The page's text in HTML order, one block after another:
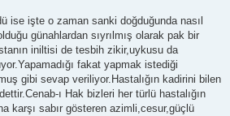
ise işte o zaman sanki doğduğunda nasıl
günahlardan sıyrılmış olarak pak bir
iniltisi de tesbih zikir,uykusu da
fakat yapmak istediği
gibi sevap veriliyor.Hastalığın kadirini bilen
ı Hak bizleri her türlü hastalığın
karşı sabır gösteren azimli,cesur,güçlü